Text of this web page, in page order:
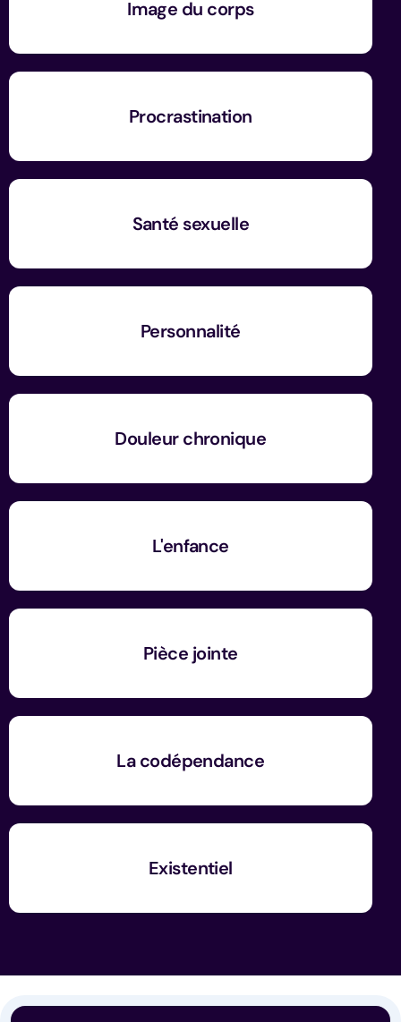
Image du corps
Procrastination
Santé sexuelle
Personnalité
Douleur chronique
L'enfance
Pièce jointe
La codépendance
Existentiel